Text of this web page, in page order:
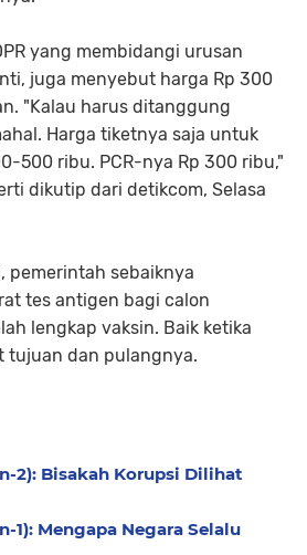
yang membidangi urusan
juga menyebut harga Rp 300
"Kalau harus ditanggung
Harga tiketnya saja untuk
500 ribu. PCR-nya Rp 300 ribu,"
dikutip dari detikcom, Selasa
pemerintah sebaiknya
tes antigen bagi calon
lengkap vaksin. Baik ketika
tujuan dan pulangnya.
2): Bisakah Korupsi Dilihat
1): Mengapa Negara Selalu